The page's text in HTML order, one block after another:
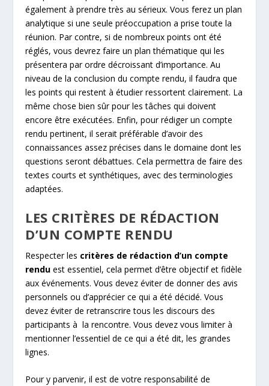
également à prendre très au sérieux. Vous ferez un plan
analytique si une seule préoccupation a prise toute la
réunion. Par contre, si de nombreux points ont été
réglés, vous devrez faire un plan thématique qui les
présentera par ordre décroissant d’importance. Au
niveau de la conclusion du compte rendu, il faudra que
les points qui restent à étudier ressortent clairement. La
même chose bien sûr pour les tâches qui doivent
encore être exécutées. Enfin, pour rédiger un compte
rendu pertinent, il serait préférable d’avoir des
connaissances assez précises dans le domaine dont les
questions seront débattues. Cela permettra de faire des
textes courts et synthétiques, avec des terminologies
adaptées.
LES CRITÈRES DE RÉDACTION
D’UN COMPTE RENDU
Respecter les critères de rédaction d’un compte
rendu est essentiel, cela permet d’être objectif et fidèle
aux événements. Vous devez éviter de donner des avis
personnels ou d’apprécier ce qui a été décidé. Vous
devez éviter de retranscrire tous les discours des
participants à la rencontre. Vous devez vous limiter à
mentionner l’essentiel de ce qui a été dit, les grandes
lignes.
Pour y parvenir, il est de votre responsabilité de